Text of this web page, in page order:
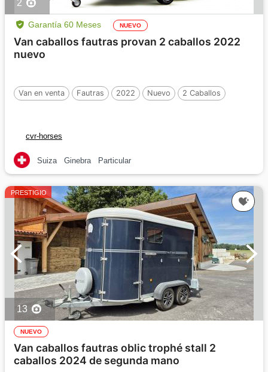
2
Garantía 60 Meses NUEVO
Van caballos fautras provan 2 caballos 2022
nuevo
Van en venta Fautras 2022 Nuevo 2 Caballos
cvr-horses
Suiza Ginebra Particular
PRESTIGIO
13
NUEVO
Van caballos fautras oblic trophé stall 2
caballos 2024 de segunda mano